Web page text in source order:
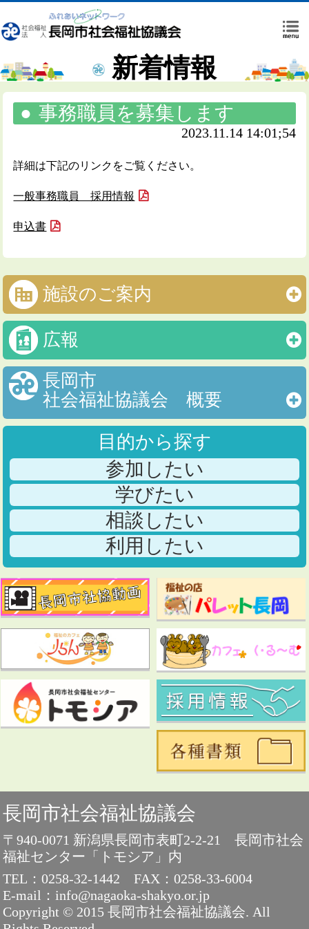
新着情報
事務職員を募集します
2023.11.14 14:01;54
詳細は下記のリンクをご覧ください。
一般事務職員 採用情報
申込書
施設のご案内
広報
長岡市
社会福祉協議会 概要
目的から探す
参加したい
学びたい
相談したい
利用したい
長岡市社会福祉協議会
〒940-0071 新潟県長岡市表町2-2-21 長岡市社会
福祉センター「トモシア」内
TEL：0258-32-1442
FAX：0258-33-6004
E-mail：info@nagaoka-shakyo.or.jp
Copyright © 2015 長岡市社会福祉協議会. All